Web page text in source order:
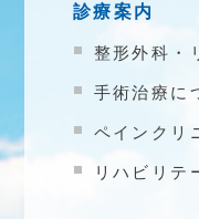
診療案内
整形外科・
手術治療に
ペインクリ
リハビリテ